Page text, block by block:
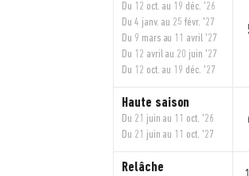
Du 12 oct. au 19 déc. '26
Du 4 janv. au 25 févr. '27
Du 9 mars au 11 avril '27
Du 12 avril au 20 juin '27
Du 12 oct. au 19 déc. '27
Haute saison
Du 21 juin au 11 oct. '26
Du 21 juin au 11 oct. '27
Relâche